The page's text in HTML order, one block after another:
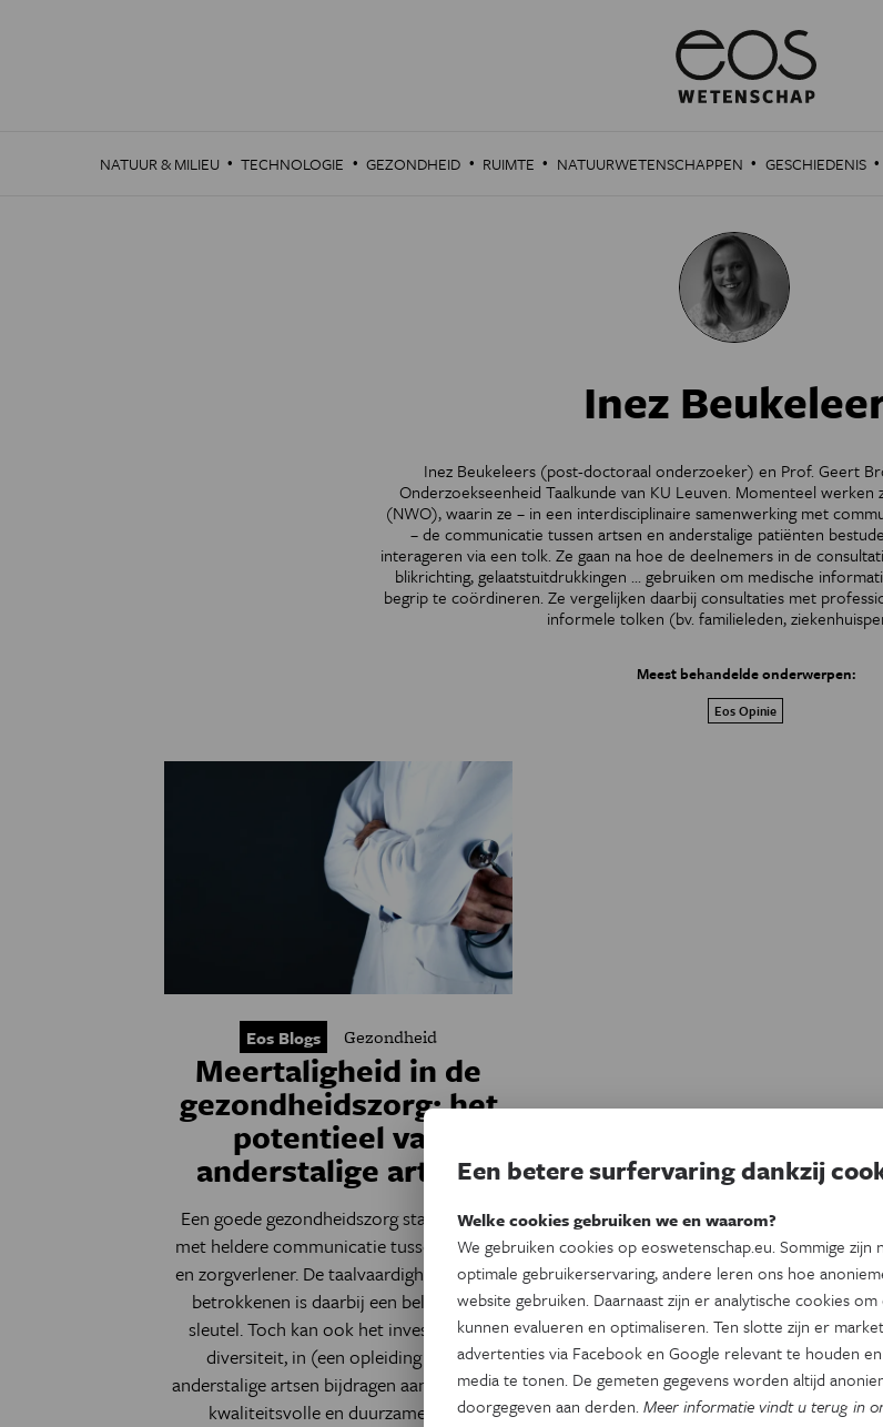
NATUUR & MILIEU · TECHNOLOGIE · GEZONDHEID · RUIMTE · NATUURWETENSCHAPPEN · GESCHIEDENIS ·
Inez
Inez Beukeleers (post-doctoraal onderzoeker) en Prof. Geert
Onderzoekseenheid Taalkunde van KU Leuven. Momenteel
(NWO), waarin ze – in een interdisciplinaire samenwerking met
– de communicatie tussen artsen en anderstalige patiënten
interageren via een tolk. Ze gaan na hoe de deelnemers in de
blikrichting, gelaatstuitdrukkingen ... gebruiken om medische
begrip te coördineren. Ze vergelijken daarbij consultaties met
informele tolken (bv. familieleden,
Meest behandelde onderwerpen:
Eos Opinie
Eos Blogs Gezondheid
Meertaligheid in de
gezondheidszorg: het
potentieel van
anderstalige artsen
Een goede gezondheidszorg staat of valt
met heldere communicatie tussen patiënt
en zorgverlener. De taalvaardigheid van de
betrokkenen is daarbij een belangrijke
sleutel. Toch kan ook het investeren in
diversiteit, in (een opleiding voor)
anderstalige artsen bijdragen aan een meer
kwaliteitsvolle en duurzame zorg.
Een betere surfervaring dankzij
Welke cookies gebruiken we en waarom?
We gebruiken cookies op eoswetenschap.eu. Sommige zijn
optimale gebruikerservaring, andere leren ons hoe
website gebruiken. Daarnaast zijn er analytische cookies
kunnen evalueren en optimaliseren. Ten slotte zijn er
advertenties via Facebook en Google relevant te houden
media te tonen. De gemeten gegevens worden altijd
doorgegeven aan derden.Meer informatie vindt u terug in